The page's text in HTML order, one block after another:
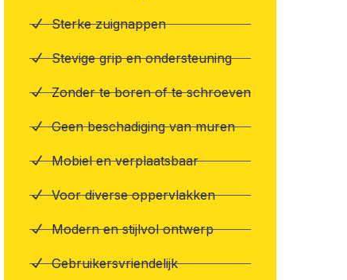
Sterke zuignappen
Stevige grip en ondersteuning
Zonder te boren of te schroeven
Geen beschadiging van muren
Mobiel en verplaatsbaar
Voor diverse oppervlakken
Modern en stijlvol ontwerp
Gebruikersvriendelijk